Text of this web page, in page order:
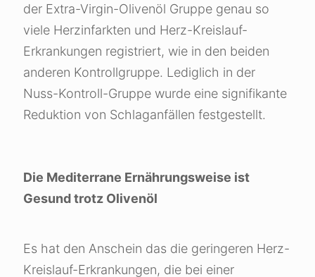
der Extra-Virgin-Olivenöl Gruppe genau so
viele Herzinfarkten und Herz-Kreislauf-
Erkrankungen registriert, wie in den beiden
anderen Kontrollgruppe. Lediglich in der
Nuss-Kontroll-Gruppe wurde eine signifikante
Reduktion von Schlaganfällen festgestellt.
Die Mediterrane Ernährungsweise ist
Gesund trotz Olivenöl
Es hat den Anschein das die geringeren Herz-
Kreislauf-Erkrankungen, die bei einer